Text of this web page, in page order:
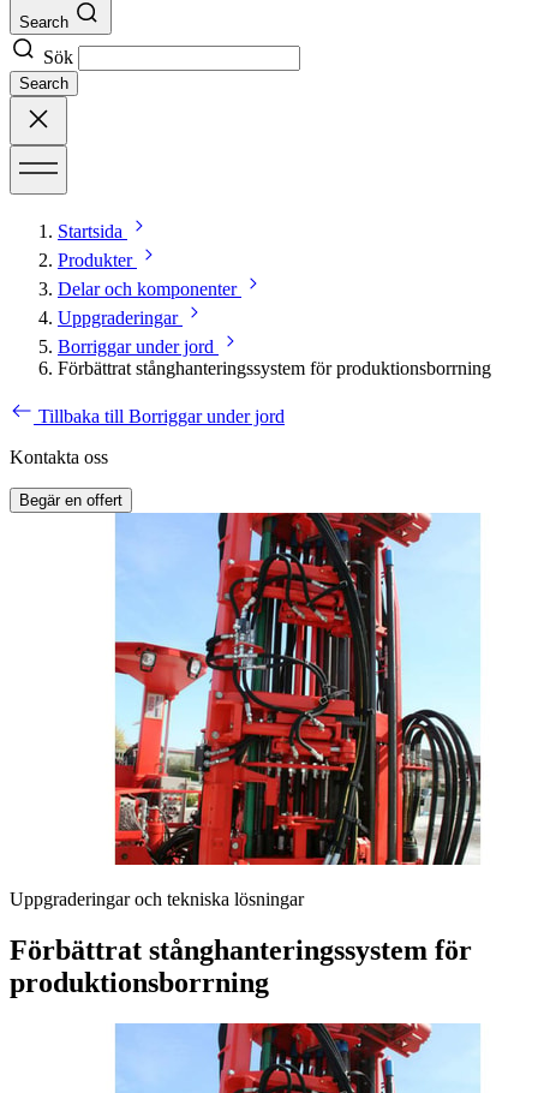
Search
Sök
Search
Startsida
Produkter
Delar och komponenter
Uppgraderingar
Borriggar under jord
Förbättrat stånghanteringssystem för produktionsborrning
Tillbaka till Borriggar under jord
Kontakta oss
Begär en offert
Uppgraderingar och tekniska lösningar
Förbättrat stånghanteringssystem för
produktionsborrning